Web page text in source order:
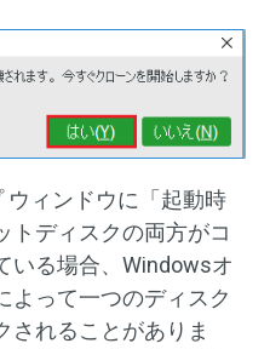
ウィンドウに「起動時
トディスクの両方がコ
いる場合、Windowsオ
よって一つのディスク
されることがありま